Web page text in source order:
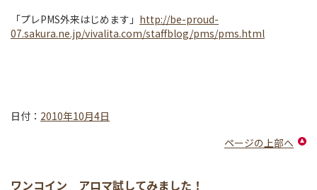
「プレPMS外来はじめます」 http://be-proud-
07.sakura.ne.jp/vivalita.com/staffblog/pms/pms.html
日付： 2010年10月4日
ページの上部へ
ワンコイン アロマ試してみました！